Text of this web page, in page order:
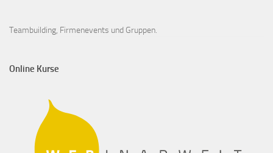
Teambuilding, Firmenevents und Gruppen.
Online Kurse